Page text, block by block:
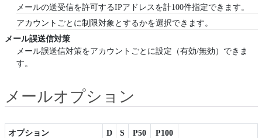
メールの送受信を許可するIPアドレスを計100件指定できます。
アカウントごとに制限対象とするかを選択できます。
メール誤送信対策
メール誤送信対策をアカウントごとに設定（有効/無効）できま
す。
メールオプション
オプション D S P50 P100